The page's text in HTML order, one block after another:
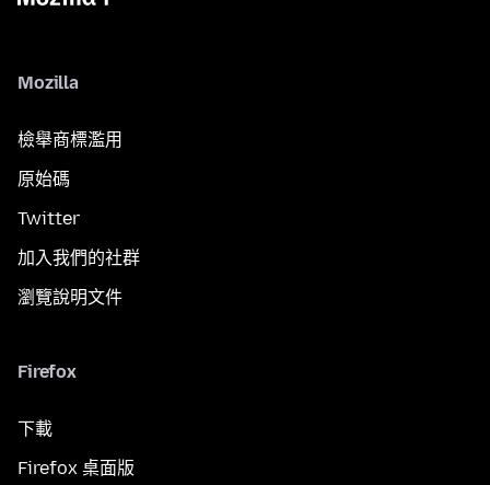
Mozilla
檢舉商標濫用
原始碼
Twitter
加入我們的社群
瀏覽說明文件
Firefox
下載
Firefox 桌面版